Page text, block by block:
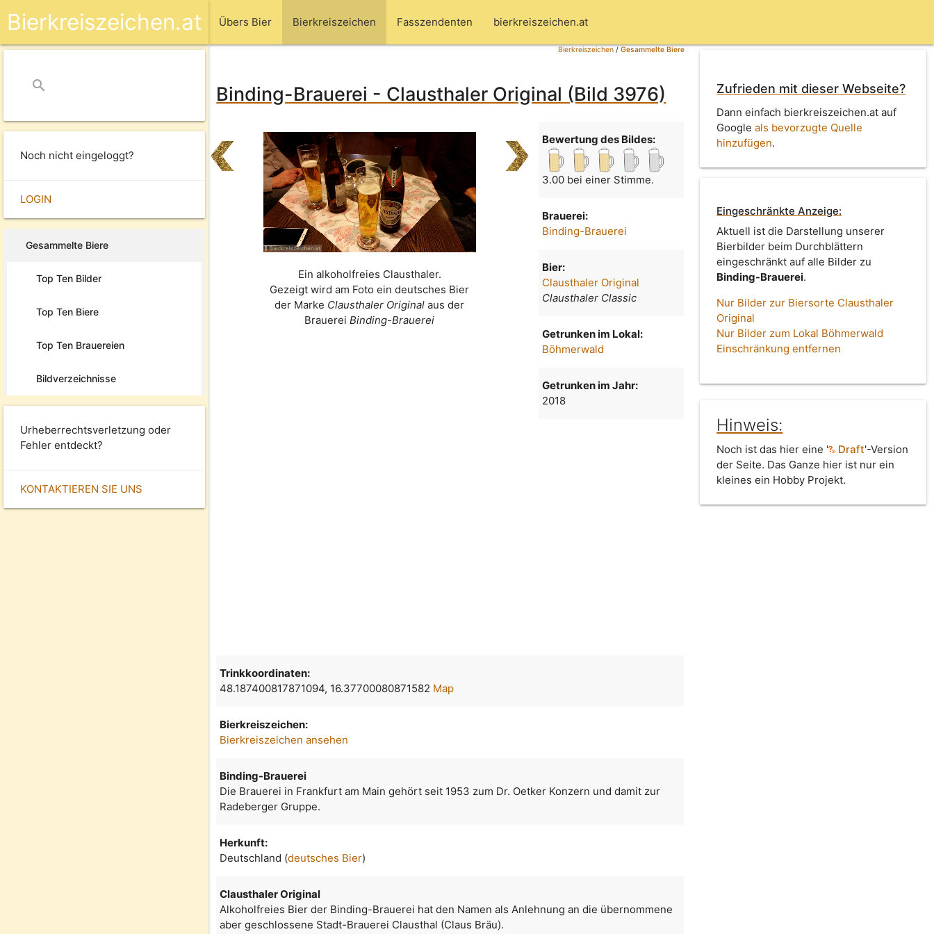
Übers Bier Bierkreiszeichen Fasszendenten bierkreiszeichen.at
Bierkreiszeichen.at
search
Noch nicht eingeloggt?
LOGIN
Gesammelte Biere
Top Ten Bilder
Top Ten Biere
Top Ten Brauereien
Bildverzeichnisse
Urheberrechtsverletzung oder
Fehler entdeckt?
KONTAKTIEREN SIE UNS
Bierkreiszeichen/Gesammelte Biere
Binding-Brauerei - Clausthaler Original (Bild 3976)
Ein alkoholfreies Clausthaler.
Gezeigt wird am Foto ein deutsches Bier
der Marke Clausthaler Original aus der
BrauereiBinding-Brauerei
Bewertung des Bildes:
3.00 bei einer Stimme.
Brauerei:
Binding-Brauerei
Bier:
Clausthaler Original
Clausthaler Classic
Getrunken im Lokal:
Böhmerwald
Getrunken im Jahr:
2018
Zufrieden mit dieser Webseite?
Dann einfach bierkreiszeichen.at auf
Googleals bevorzugte Quelle
hinzufügen.
Eingeschränkte Anzeige:
Aktuell ist die Darstellung unserer
Bierbilder beim Durchblättern
eingeschränkt auf alle Bilder zu
Binding-Brauerei.
Nur Bilder zur Biersorte Clausthaler
Original
Nur Bilder zum Lokal Böhmerwald
Einschränkung entfernen
Hinweis:
Noch ist das hier eine ' Draft'-Version
der Seite. Das Ganze hier ist nur ein
kleines ein Hobby Projekt.
Trinkkoordinaten:
48.187400817871094, 16.37700080871582 Map
Bierkreiszeichen:
Bierkreiszeichen ansehen
Binding-Brauerei
Die Brauerei in Frankfurt am Main gehört seit 1953 zum Dr. Oetker Konzern und damit zur
Radeberger Gruppe.
Herkunft:
Deutschland (deutsches Bier)
Clausthaler Original
Alkoholfreies Bier der Binding-Brauerei hat den Namen als Anlehnung an die übernommene
aber geschlossene Stadt-Brauerei Clausthal (Claus Bräu).